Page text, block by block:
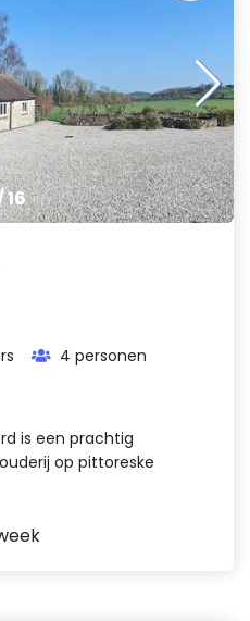
16
4 personen
is een prachtig
op pittoreske